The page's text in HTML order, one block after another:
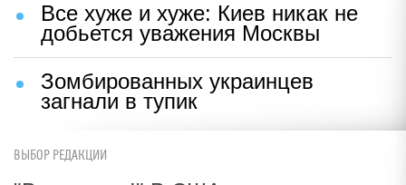
Все хуже и хуже: Киев никак не
добьется уважения Москвы
Зомбированных украинцев
загнали в тупик
ВЫБОР РЕДАКЦИИ